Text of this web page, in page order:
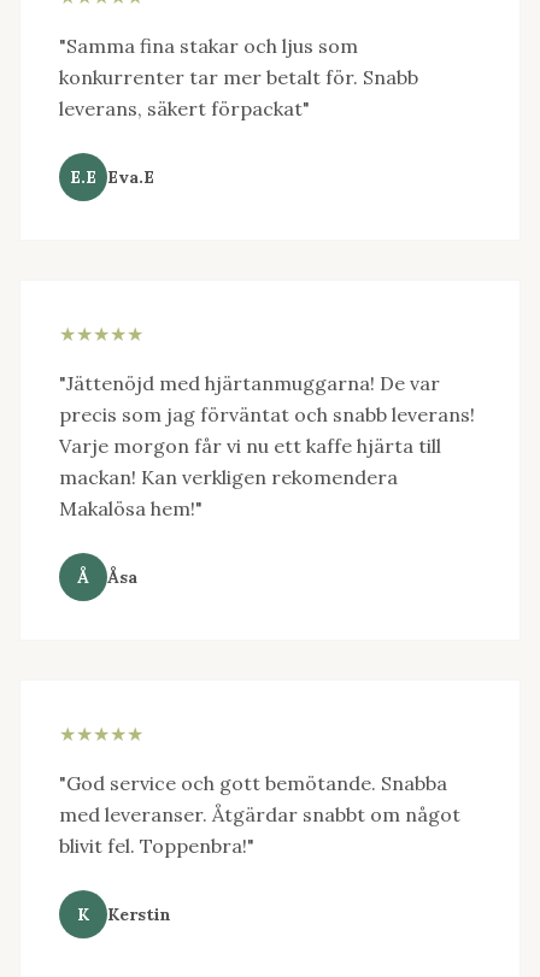
"Samma fina stakar och ljus som
konkurrenter tar mer betalt för. Snabb
leverans, säkert förpackat"
E.E Eva.E
★★★★★
"Jättenöjd med hjärtanmuggarna! De var
precis som jag förväntat och snabb leverans!
Varje morgon får vi nu ett kaffe hjärta till
mackan! Kan verkligen rekomendera
Makalösa hem!"
Å Åsa
★★★★★
"God service och gott bemötande. Snabba
med leveranser. Åtgärdar snabbt om något
blivit fel. Toppenbra!"
K Kerstin